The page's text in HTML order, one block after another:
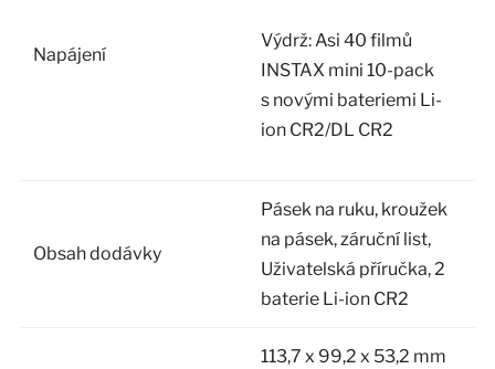
Napájení
Výdrž: Asi 40 filmů
INSTAX mini 10-pack
s novými bateriemi Li-
ion CR2/DL CR2
Obsah dodávky
Pásek na ruku, kroužek
na pásek, záruční list,
Uživatelská příručka, 2
baterie Li-ion CR2
113,7 x 99,2 x 53,2 mm